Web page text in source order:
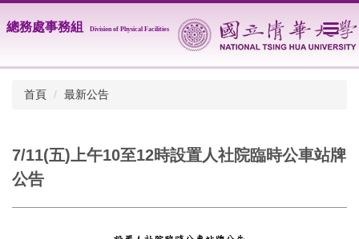
到
總務處事務組 Division of Physical Facilities
首頁 最新公告
7/11(五)上午10至12時設置人社院臨時公車站牌
公告